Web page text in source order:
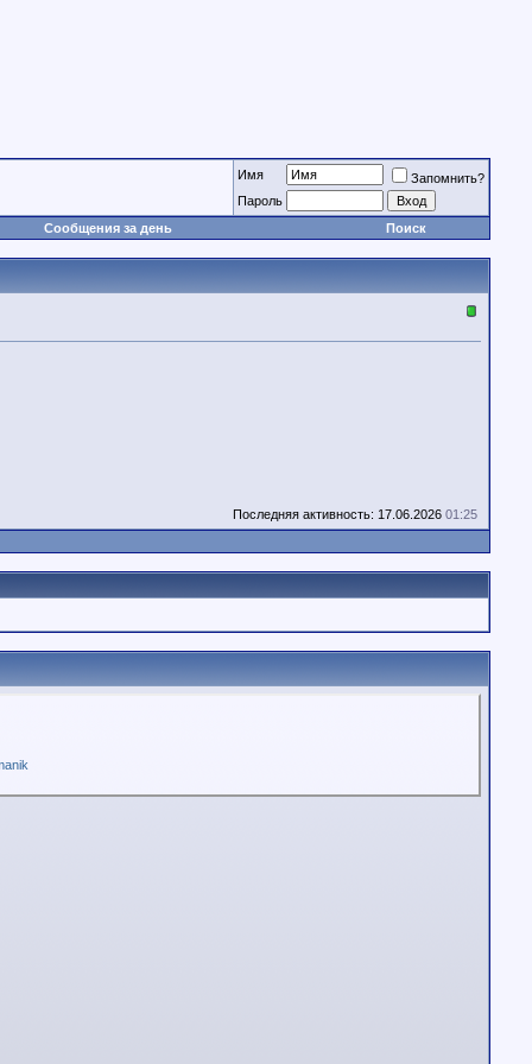
Имя
Запомнить?
Пароль
Сообщения за день
Поиск
Последняя активность: 17.06.2026 01:25